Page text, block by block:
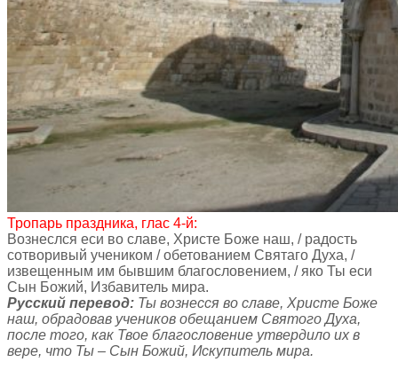
Тропарь праздника, глас 4-й:
Вознеслся еси во славе, Христе Боже наш, / радость
сотворивый учеником / обетованием Святаго Духа, /
извещенным им бывшим благословением, / яко Ты еси
Сын Божий, Избавитель мира.
Русский перевод: Ты вознесся во славе, Христе Боже
наш, обрадовав учеников обещанием Святого Духа,
после того, как Твое благословение утвердило их в
вере, что Ты – Сын Божий, Искупитель мира.